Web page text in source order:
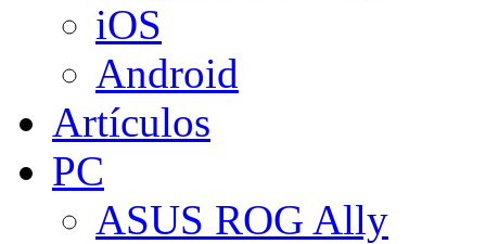
iOS
Android
Artículos
PC
ASUS ROG Ally